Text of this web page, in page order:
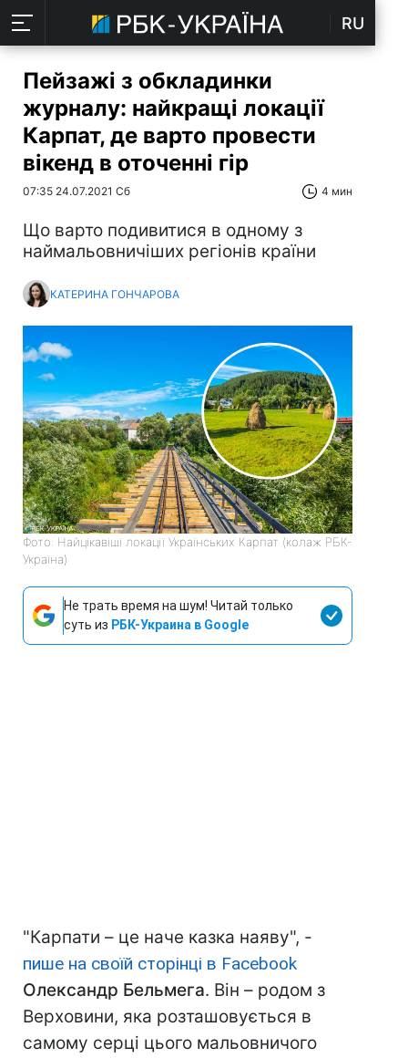
RU
Пейзажі з обкладинки
журналу: найкращі локації
Карпат, де варто провести
вікенд в оточенні гір
07:35 24.07.2021 Сб 4 мин
Що варто подивитися в одному з
наймальовничіших регіонів країни
КАТЕРИНА ГОНЧАРОВА
Фото: Найцікавіші локації Українських Карпат (колаж РБК-
Україна)
Не трать время на шум! Читай только
суть из РБК-Украина в Google
"Карпати – це наче казка наяву", -
пише на своїй сторінці в Facebook
Олександр Бельмега. Він – родом з
Верховини, яка розташовується в
самому серці цього мальовничого